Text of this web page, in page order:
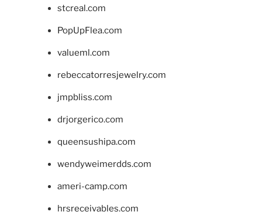
stcreal.com
PopUpFlea.com
valueml.com
rebeccatorresjewelry.com
jmpbliss.com
drjorgerico.com
queensushipa.com
wendyweimerdds.com
ameri-camp.com
hrsreceivables.com